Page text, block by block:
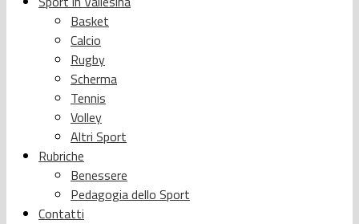
Basket
Calcio
Rugby
Scherma
Tennis
Volley
Altri Sport
Rubriche
Benessere
Pedagogia dello Sport
Contatti